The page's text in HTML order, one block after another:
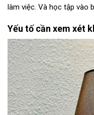
làm việc. Và học tập vào
Yếu tố cần xem xét